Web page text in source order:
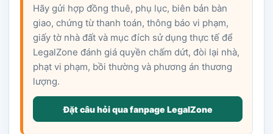
Hãy gửi hợp đồng thuê, phụ lục, biên bản bàn
giao, chứng từ thanh toán, thông báo vi phạm,
giấy tờ nhà đất và mục đích sử dụng thực tế để
LegalZone đánh giá quyền chấm dứt, đòi lại nhà,
phạt vi phạm, bồi thường và phương án thương
lượng.
Đặt câu hỏi qua fanpage LegalZone